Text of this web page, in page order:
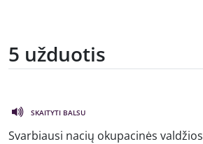
5 užduotis
SKAITYTI BALSU
Svarbiausi nacių okupacinės